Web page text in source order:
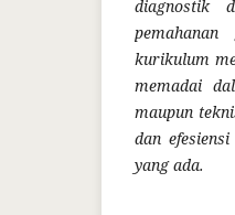
diagnostik
kurikulum
memadai
maupun
dan
yang ada.